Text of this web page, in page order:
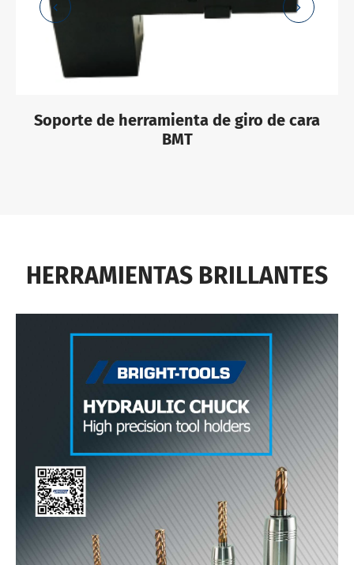
Soporte de herramienta de giro de cara
BMT
HERRAMIENTAS BRILLANTES